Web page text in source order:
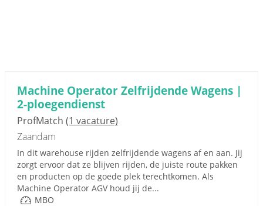
Machine Operator Zelfrijdende Wagens |
2-ploegendienst
ProfMatch (1 vacature)
Zaandam
In dit warehouse rijden zelfrijdende wagens af en aan. Jij
zorgt ervoor dat ze blijven rijden, de juiste route pakken
en producten op de goede plek terechtkomen. Als
Machine Operator AGV houd jij de...
MBO